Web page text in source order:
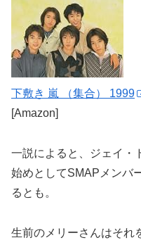
下敷き 嵐 （集合） 1999
[Amazon]
一説によると、ジェイ・
始めとしてSMAPメンバ
るとも。
生前のメリーさんはそれ